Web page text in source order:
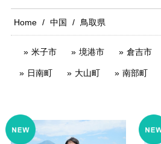
Home 中国 鳥取県
米子市 境港市 倉吉市
日南町 大山町 南部町